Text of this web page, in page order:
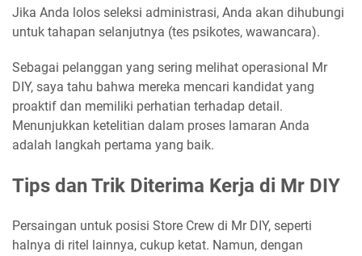
Jika Anda lolos seleksi administrasi, Anda akan dihubungi
untuk tahapan selanjutnya (tes psikotes, wawancara).
Sebagai pelanggan yang sering melihat operasional Mr
DIY, saya tahu bahwa mereka mencari kandidat yang
proaktif dan memiliki perhatian terhadap detail.
Menunjukkan ketelitian dalam proses lamaran Anda
adalah langkah pertama yang baik.
Tips dan Trik Diterima Kerja di Mr DIY
Persaingan untuk posisi Store Crew di Mr DIY, seperti
halnya di ritel lainnya, cukup ketat. Namun, dengan